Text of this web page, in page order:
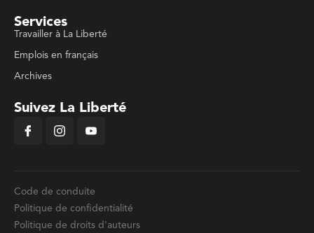
Services
Travailler à La Liberté
Emplois en français
Archives
Suivez La Liberté
Code de conduite
Politique de confidentialité
Politique de droits d'auteurs